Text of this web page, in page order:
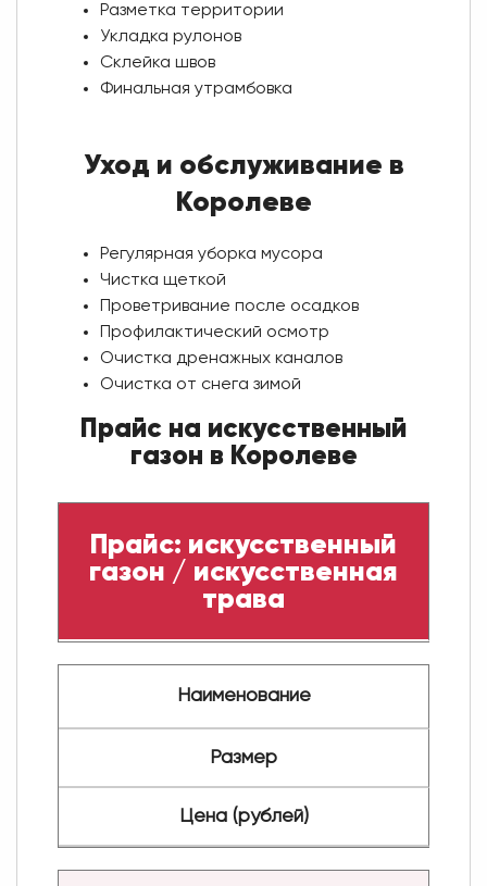
Разметка территории
Укладка рулонов
Склейка швов
Финальная утрамбовка
Уход и обслуживание в
Королеве
Регулярная уборка мусора
Чистка щеткой
Проветривание после осадков
Профилактический осмотр
Очистка дренажных каналов
Очистка от снега зимой
Прайс на искусственный
газон в Королеве
Прайс: искусственный
газон / искусственная
трава
Наименование
Размер
Цена (рублей)